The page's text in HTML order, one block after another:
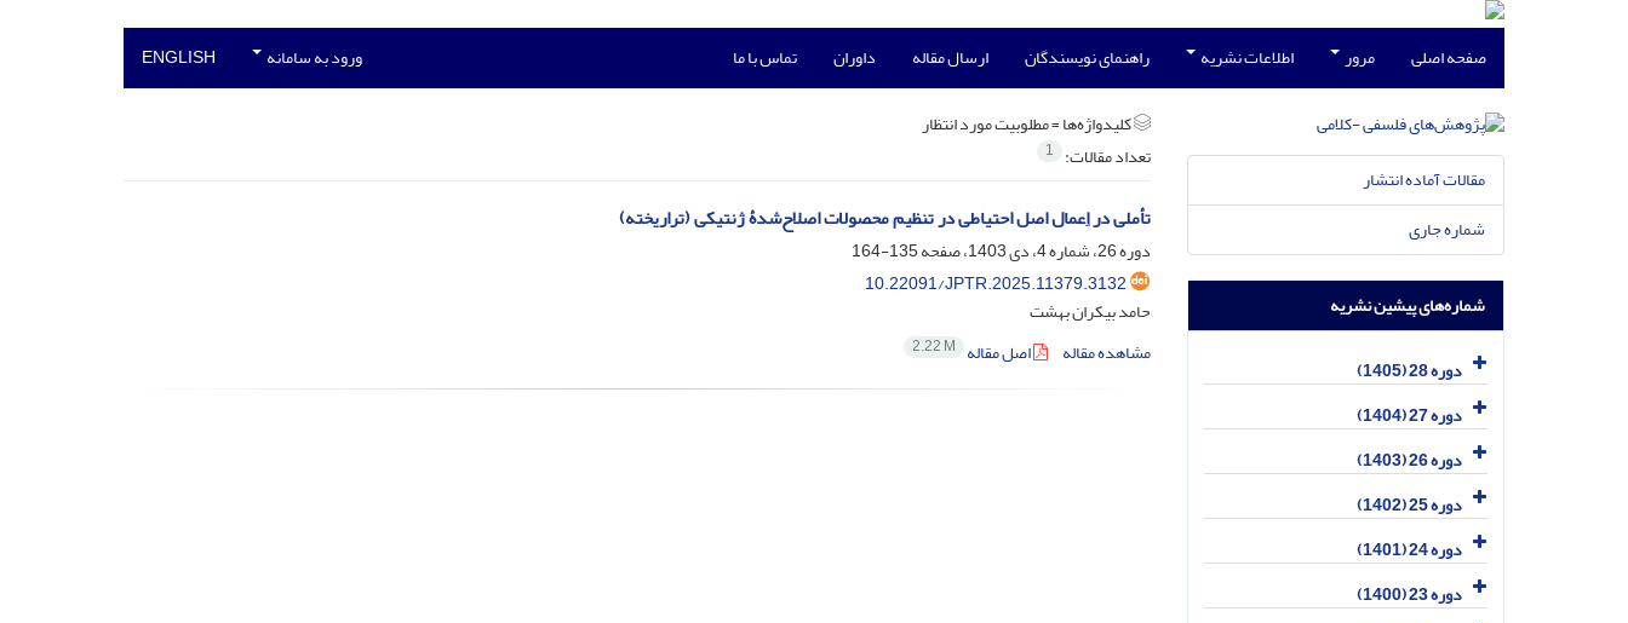
صفحه اصلی مرور اطلاعات نشریه راهنمای نویسندگان ارسال مقاله داوران تماس با ما ورود به سامانه ENGLISH
کلیدواژه‌ها =مطلوبیت مورد انتظار
تعداد مقالات: 1
تأملی در اِعمال اصل احتیاطی در تنظیم محصولات اصلاح‌شدۀ ژنتیکی (تراریخته)
دوره 26، شماره 4، دی 1403، صفحه
135-164
10.22091/JPTR.2025.11379.3132
حامد بیکران بهشت
مشاهده مقاله
اصل مقاله 2.22 M
مقالات آماده انتشار
شماره جاری
شماره‌های پیشین نشریه
دوره 28 (1405)
دوره 27 (1404)
دوره 26 (1403)
دوره 25 (1402)
دوره 24 (1401)
دوره 23 (1400)